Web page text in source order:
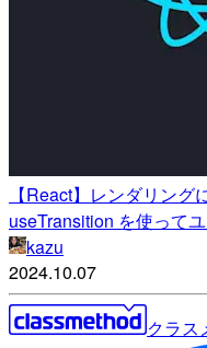
【React】レンダリン
useTransition を使って
kazu
2024.10.07
クラス